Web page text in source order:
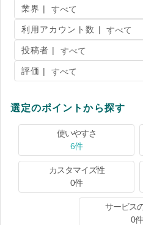
業界 |
利用アカウント数 |
投稿者 |
評価 |
選定のポイントから探す
使いやすさ
6件
カスタマイズ性
0件
サービス
0件